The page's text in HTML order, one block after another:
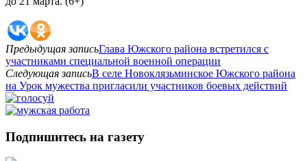
Предыдущая записьГлава Южского района встретился с
участниками специальной военной операции
Следующая записьВ селе Новоклязьминское Южского района
на Урок мужества пригласили участников боевых действий
Подпишитесь на газету